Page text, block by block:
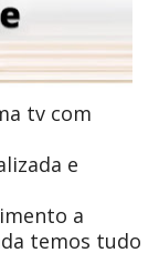
tv com
e
a
temos tudo